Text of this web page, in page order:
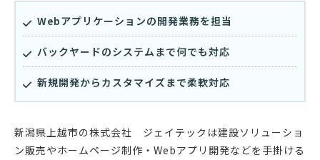
Webアプリケーションの開発業務を担当
バックヤードのシステムまで何でも対応
新規開発からカスタマイズまで柔軟対応
新潟県上越市の株式会社 ジェイテックは建設ソリューショ
ン販売やホームページ制作・Webアプリ開発などを手掛ける